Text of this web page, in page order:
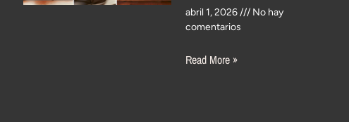
abril 1, 2026
No hay
comentarios
Read More »